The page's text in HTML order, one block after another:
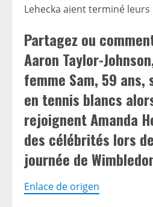
Lehecka aient terminé
Partagez ou
Aaron Taylor-
femme Sam, 59
en tennis blancs
rejoignent Amanda
des célébrités lors
journée de
Enlace de origen